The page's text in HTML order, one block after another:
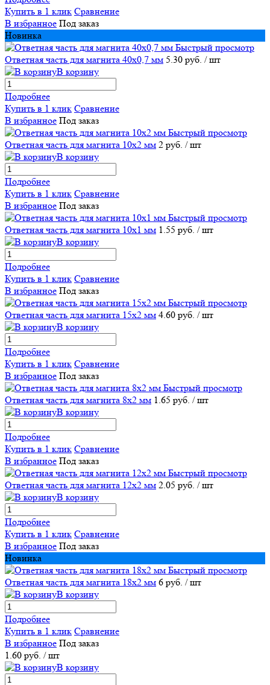
Купить в 1 клик Сравнение
В избранное Под заказ
Новинка
Быстрый просмотр
Ответная часть для магнита 40х0,7 мм 5.30 руб. / шт
В корзину
Подробнее
Купить в 1 клик Сравнение
В избранное Под заказ
Быстрый просмотр
Ответная часть для магнита 10х2 мм 2 руб. / шт
В корзину
Подробнее
Купить в 1 клик Сравнение
В избранное Под заказ
Быстрый просмотр
Ответная часть для магнита 10х1 мм 1.55 руб. / шт
В корзину
Подробнее
Купить в 1 клик Сравнение
В избранное Под заказ
Быстрый просмотр
Ответная часть для магнита 15х2 мм 4.60 руб. / шт
В корзину
Подробнее
Купить в 1 клик Сравнение
В избранное Под заказ
Быстрый просмотр
Ответная часть для магнита 8х2 мм 1.65 руб. / шт
В корзину
Подробнее
Купить в 1 клик Сравнение
В избранное Под заказ
Быстрый просмотр
Ответная часть для магнита 12х2 мм 2.05 руб. / шт
В корзину
Подробнее
Купить в 1 клик Сравнение
В избранное Под заказ
Новинка
Быстрый просмотр
Ответная часть для магнита 18х2 мм 6 руб. / шт
В корзину
Подробнее
Купить в 1 клик Сравнение
В избранное Под заказ
1.60 руб. / шт
В корзину